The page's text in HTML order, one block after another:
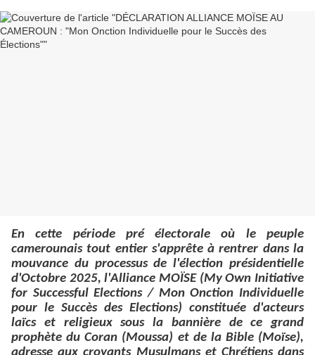
En cette période pré électorale où le peuple
camerounais tout entier s'apprête à rentrer dans la
mouvance du processus de l'élection présidentielle
d'Octobre 2025, l'Alliance MOÏSE (My Own Initiative
for Successful Elections / Mon Onction Individuelle
pour le Succès des Elections) constituée d'acteurs
laïcs et religieux sous la bannière de ce grand
prophète du Coran (Moussa) et de la Bible (Moïse),